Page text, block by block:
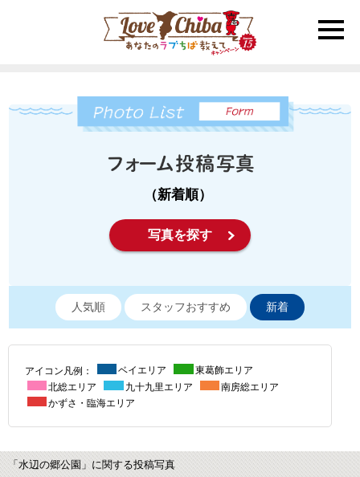
toggle
（新着順）
写真を探す
人気順 スタッフおすすめ 新着
アイコン凡例： ベイエリア
東葛飾エリア
北総エリア
九十九里エリア
南房総エリア
かずさ・臨海エリア
「水辺の郷公園」に関する投稿写真